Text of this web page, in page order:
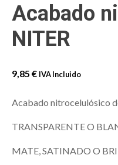
Acabado
NITER
9,85 € IVA Incluido
Acabado nitrocelulósico
TRANSPARENTE O
MATE, SATINADO O